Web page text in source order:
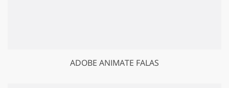
ADOBE ANIMATE FALAS